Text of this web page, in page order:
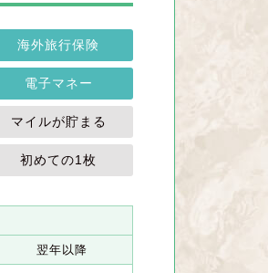
海外旅行保険
電子マネー
マイルが貯まる
初めての1枚
翌年以降